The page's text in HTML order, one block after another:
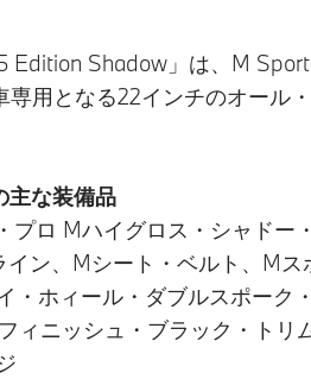
Edition Shadow」は、M
専用となる22インチのオール
な装備品
プロ Mハイグロス・シャド
ン、Mシート・ベルト、Mス
・ホィール・ダブルスポーク
ィニッシュ・ブラック・トリ